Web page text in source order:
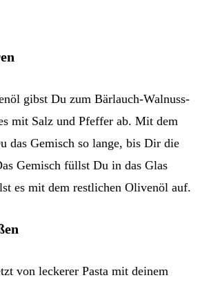
gibst Du zum Bärlauch-Walnuss-
mit Salz und Pfeffer ab. Mit dem
das Gemisch so lange, bis Dir die
Gemisch füllst Du in das Glas
es mit dem restlichen Olivenöl auf.
von leckerer Pasta mit deinem